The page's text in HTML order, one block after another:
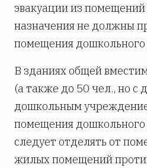
эвакуации из помещений
назначения не должны
помещения
В зданиях общей
(а также до 50 чел., но с
дошкольным
помещения
следует отделять от
жилых помещений